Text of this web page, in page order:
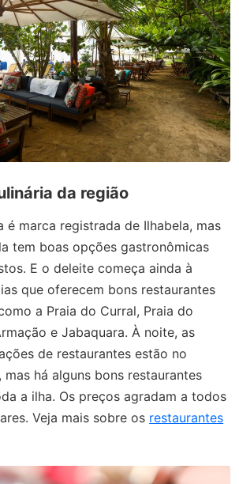
da região
é marca registrada de Ilhabela, mas
tem boas opções gastronômicas
E o deleite começa ainda à
que oferecem bons restaurantes
a Praia do Curral, Praia do
e Jabaquara. À noite, as
de restaurantes estão no
mas há alguns bons restaurantes
a ilha. Os preços agradam a todos
Veja mais sobre os restaurantes